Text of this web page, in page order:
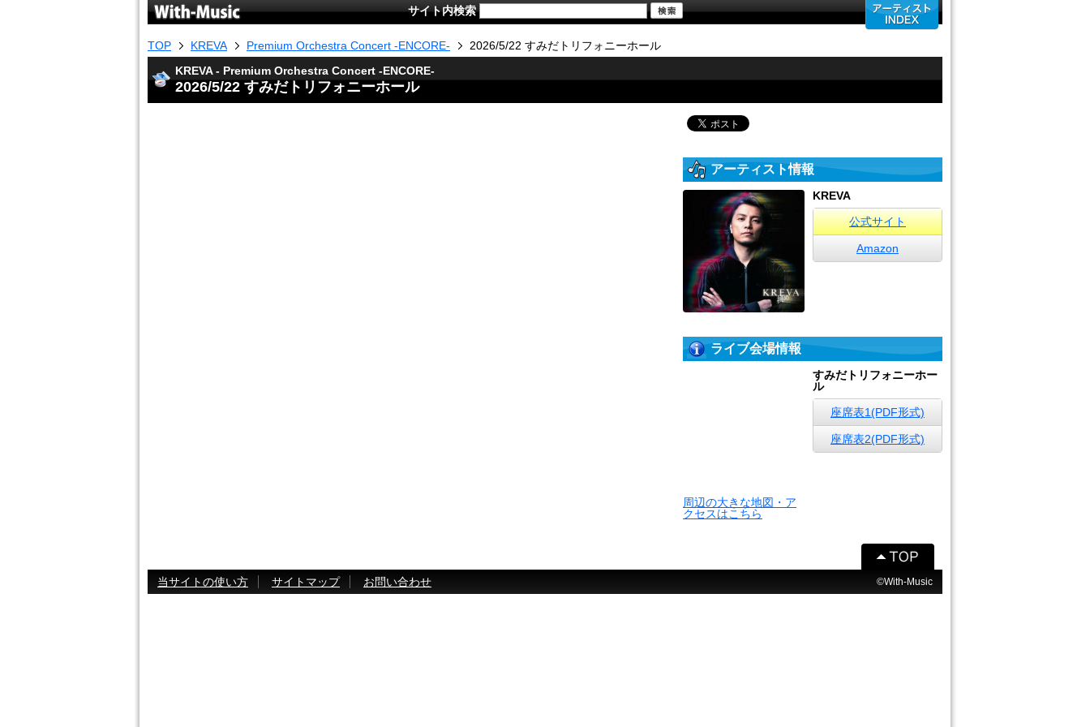
サイト内検索
TOP KREVA Premium Orchestra Concert -ENCORE-
2026/5/22 すみだトリフォニーホール
KREVA - Premium Orchestra Concert -ENCORE-
2026/5/22 すみだトリフォニーホール
アーティスト情報
KREVA
公式サイト
Amazon
ライブ会場情報
周辺の大きな地図・ア
クセスはこちら
すみだトリフォニーホー
ル
座席表1(PDF形式)
座席表2(PDF形式)
当サイトの使い方 サイトマップ お問い合わせ ©With-Music